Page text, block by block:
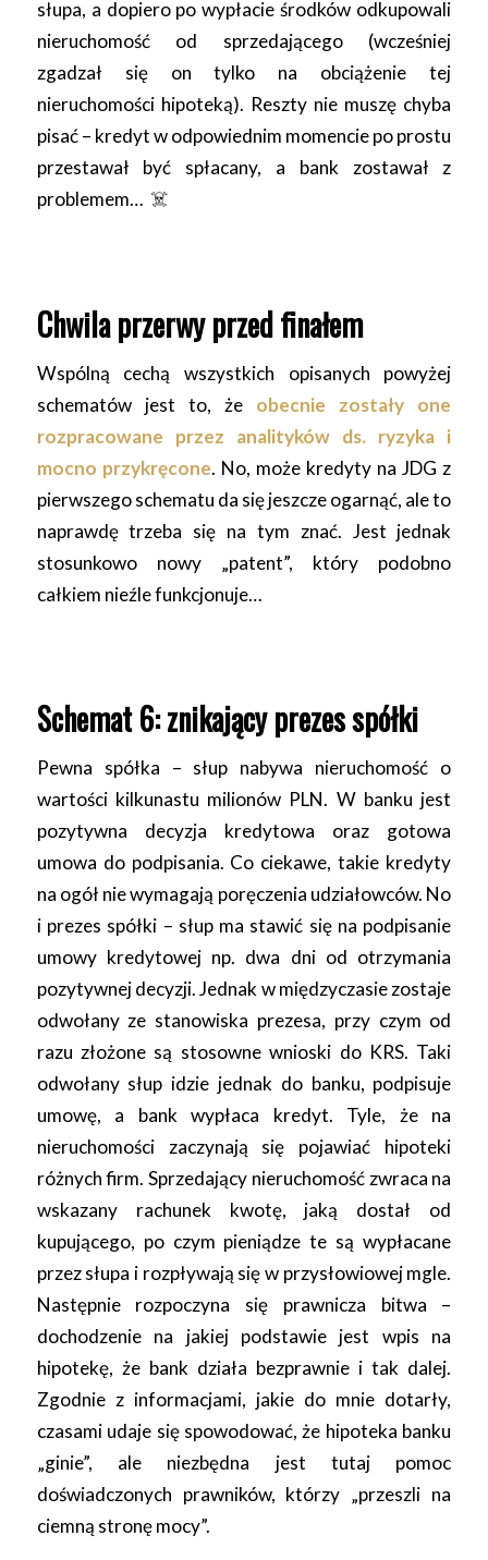
słupa, a dopiero po wypłacie środków odkupowali
nieruchomość od sprzedającego (wcześniej
zgadzał się on tylko na obciążenie tej
nieruchomości hipoteką). Reszty nie muszę chyba
pisać – kredyt w odpowiednim momencie po prostu
przestawał być spłacany, a bank zostawał z
problemem… ☠️
Chwila przerwy przed finałem
Wspólną cechą wszystkich opisanych powyżej
schematów jest to, że obecnie zostały one
rozpracowane przez analityków ds. ryzyka i
mocno przykręcone. No, może kredyty na JDG z
pierwszego schematu da się jeszcze ogarnąć, ale to
naprawdę trzeba się na tym znać. Jest jednak
stosunkowo nowy „patent”, który podobno
całkiem nieźle funkcjonuje…
Schemat 6: znikający prezes spółki
Pewna spółka – słup nabywa nieruchomość o
wartości kilkunastu milionów PLN. W banku jest
pozytywna decyzja kredytowa oraz gotowa
umowa do podpisania. Co ciekawe, takie kredyty
na ogół nie wymagają poręczenia udziałowców. No
i prezes spółki – słup ma stawić się na podpisanie
umowy kredytowej np. dwa dni od otrzymania
pozytywnej decyzji. Jednak w międzyczasie zostaje
odwołany ze stanowiska prezesa, przy czym od
razu złożone są stosowne wnioski do KRS. Taki
odwołany słup idzie jednak do banku, podpisuje
umowę, a bank wypłaca kredyt. Tyle, że na
nieruchomości zaczynają się pojawiać hipoteki
różnych firm. Sprzedający nieruchomość zwraca na
wskazany rachunek kwotę, jaką dostał od
kupującego, po czym pieniądze te są wypłacane
przez słupa i rozpływają się w przysłowiowej mgle.
Następnie rozpoczyna się prawnicza bitwa –
dochodzenie na jakiej podstawie jest wpis na
hipotekę, że bank działa bezprawnie i tak dalej.
Zgodnie z informacjami, jakie do mnie dotarły,
czasami udaje się spowodować, że hipoteka banku
„ginie”, ale niezbędna jest tutaj pomoc
doświadczonych prawników, którzy „przeszli na
ciemną stronę mocy”.